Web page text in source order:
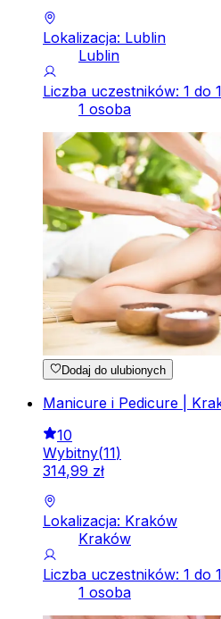
Lokalizacja: Lublin
Lublin
Liczba uczestników: 1 do
1 osoba
Dodaj do ulubionych
Manicure i Pedicure |
10
Wybitny(11)
314,99 zł
Lokalizacja: Kraków
Kraków
Liczba uczestników: 1 do
1 osoba